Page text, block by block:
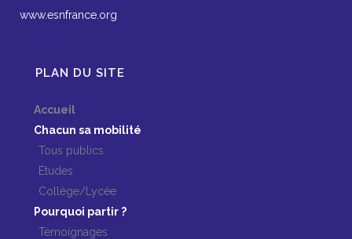
www.esnfrance.org
PLAN DU SITE
Accueil
Chacun sa mobilité
Tous publics
Études
Collège/Lycée
Pourquoi partir ?
Témoignages